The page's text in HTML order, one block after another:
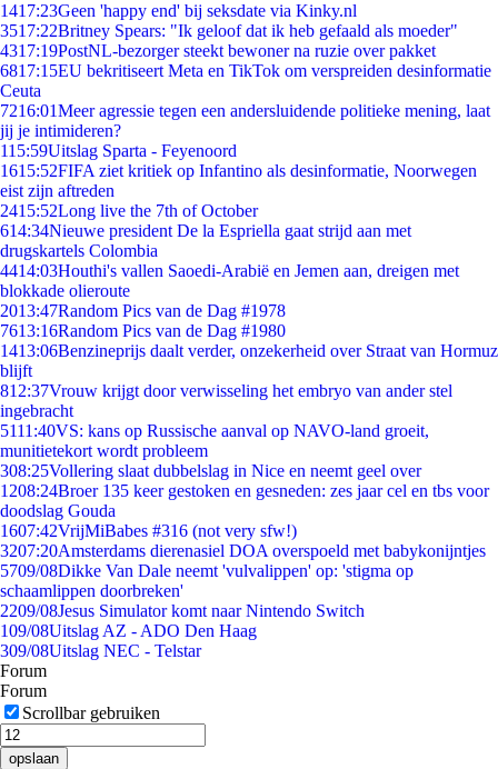
1417:23Geen 'happy end' bij seksdate via Kinky.nl
3517:22Britney Spears: "Ik geloof dat ik heb gefaald als moeder"
4317:19PostNL-bezorger steekt bewoner na ruzie over pakket
6817:15EU bekritiseert Meta en TikTok om verspreiden desinformatie
Ceuta
7216:01Meer agressie tegen een andersluidende politieke mening, laat
jij je intimideren?
115:59Uitslag Sparta - Feyenoord
1615:52FIFA ziet kritiek op Infantino als desinformatie, Noorwegen
eist zijn aftreden
2415:52Long live the 7th of October
614:34Nieuwe president De la Espriella gaat strijd aan met
drugskartels Colombia
4414:03Houthi's vallen Saoedi-Arabië en Jemen aan, dreigen met
blokkade olieroute
2013:47Random Pics van de Dag #1978
7613:16Random Pics van de Dag #1980
1413:06Benzineprijs daalt verder, onzekerheid over Straat van Hormuz
blijft
812:37Vrouw krijgt door verwisseling het embryo van ander stel
ingebracht
5111:40VS: kans op Russische aanval op NAVO-land groeit,
munitietekort wordt probleem
308:25Vollering slaat dubbelslag in Nice en neemt geel over
1208:24Broer 135 keer gestoken en gesneden: zes jaar cel en tbs voor
doodslag Gouda
1607:42VrijMiBabes #316 (not very sfw!)
3207:20Amsterdams dierenasiel DOA overspoeld met babykonijntjes
5709/08Dikke Van Dale neemt 'vulvalippen' op: 'stigma op
schaamlippen doorbreken'
2209/08Jesus Simulator komt naar Nintendo Switch
109/08Uitslag AZ - ADO Den Haag
309/08Uitslag NEC - Telstar
Forum
Forum
Scrollbar gebruiken
opslaan